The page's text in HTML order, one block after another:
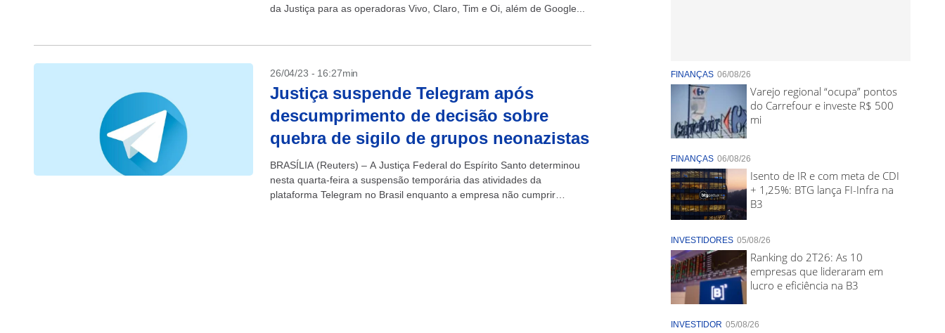
da Justiça para as operadoras Vivo, Claro, Tim e Oi, além de Google...
26/04/23 - 16:27min
Justiça suspende Telegram após
descumprimento de decisão sobre
quebra de sigilo de grupos neonazistas
BRASÍLIA (Reuters) – A Justiça Federal do Espírito Santo determinou
nesta quarta-feira a suspensão temporária das atividades da
plataforma Telegram no Brasil enquanto a empresa não cumprir
FINANÇAS 06/08/26
Varejo regional “ocupa” pontos
do Carrefour e investe R$ 500
mi
FINANÇAS 06/08/26
Isento de IR e com meta de CDI
+ 1,25%: BTG lança FI-Infra na
B3
INVESTIDORES 05/08/26
Ranking do 2T26: As 10
empresas que lideraram em
lucro e eficiência na B3
INVESTIDOR 05/08/26